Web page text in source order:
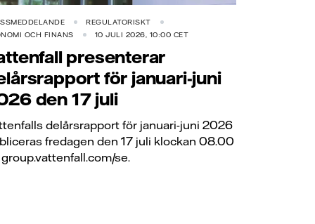
REGULATORISKT
OCH FINANS
10 JULI 2026, 10:00 CET
presenterar
för januari-juni
den 17 juli
delårsrapport för januari-juni 2026
fredagen den 17 juli klockan 08.00
se.